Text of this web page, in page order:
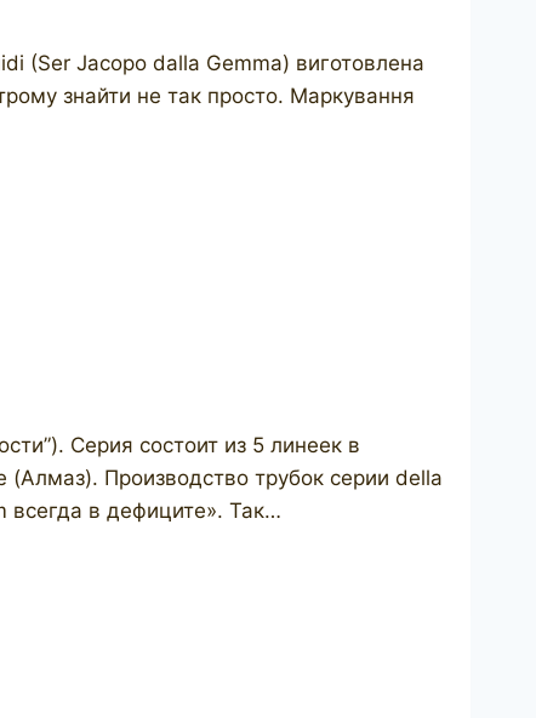
(Ser Jacopo dalla Gemma) виготовлена
знайти не так просто. Маркування
Серия состоит из 5 линеек в
Производство трубок серии della
всегда в дефиците». Так…